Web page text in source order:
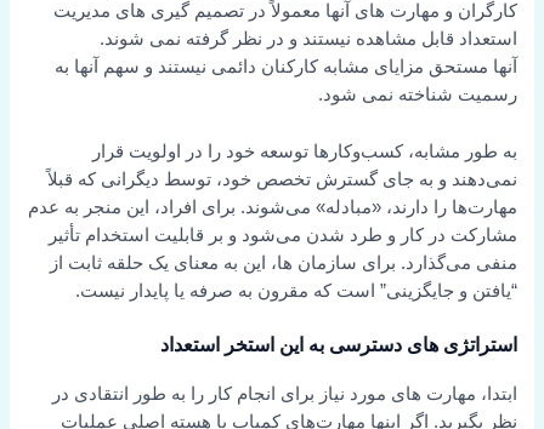
کارگران و مهارت های آنها معمولاً در تصمیم گیری های مدیریت
استعداد قابل مشاهده نیستند و در نظر گرفته نمی شوند.
آنها مستحق مزایای مشابه کارکنان دائمی نیستند و سهم آنها به
رسمیت شناخته نمی شود.
به طور مشابه، کسب‌وکارها توسعه خود را در اولویت قرار
نمی‌دهند و به جای گسترش تخصص خود، توسط دیگرانی که قبلاً
مهارت‌ها را دارند، «مبادله» می‌شوند. برای افراد، این منجر به عدم
مشارکت در کار و طرد شدن می‌شود و بر قابلیت استخدام تأثیر
منفی می‌گذارد. برای سازمان ها، این به معنای یک حلقه ثابت از
“یافتن و جایگزینی” است که مقرون به صرفه یا پایدار نیست.
استراتژی های دسترسی به این استخر استعداد
ابتدا، مهارت های مورد نیاز برای انجام کار را به طور انتقادی در
نظر بگیرید. اگر اینها مهارت‌های کمیاب یا هسته اصلی عملیات